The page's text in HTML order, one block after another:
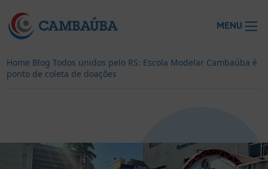
Home Blog Todos unidos pelo RS: Escola Modelar Cambaúba é
ponto de coleta de doações
MENU